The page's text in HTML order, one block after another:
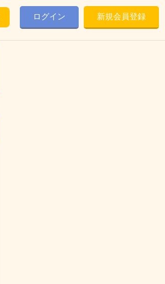
ログイン 新規会員登録